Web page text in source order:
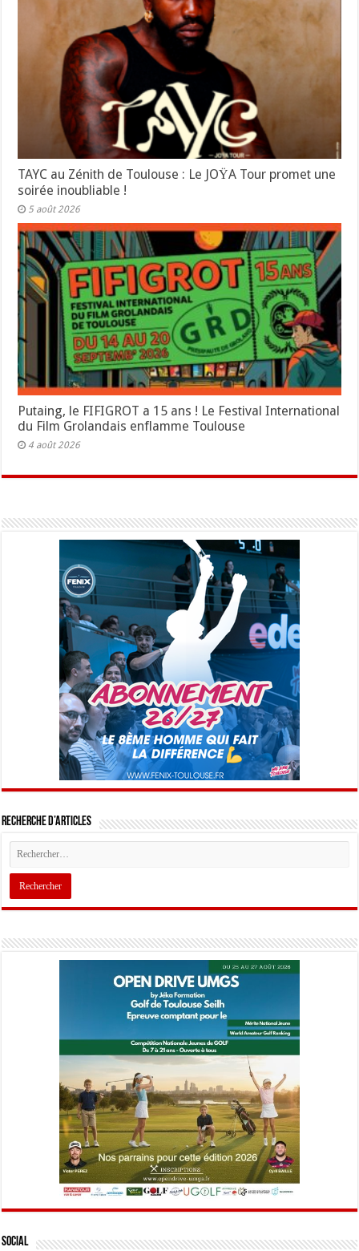
TAYC au Zénith de Toulouse : Le JOŸA Tour promet une
soirée inoubliable !
5 août 2026
Putaing, le FIFIGROT a 15 ans ! Le Festival International
du Film Grolandais enflamme Toulouse
4 août 2026
Recherche d’articles
Social